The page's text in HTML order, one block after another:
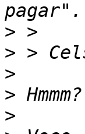
>
>
>
>
>